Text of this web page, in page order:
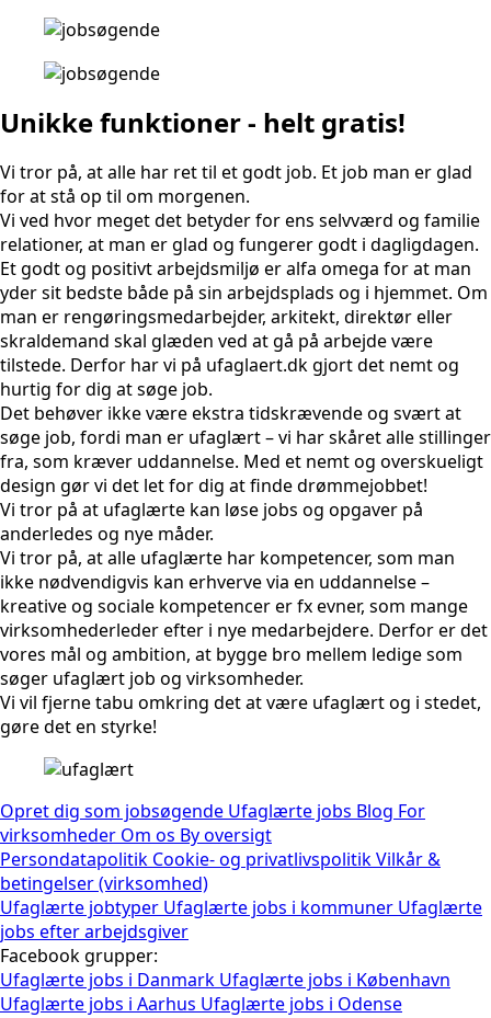
Unikke funktioner - helt gratis!
Vi tror på, at alle har ret til et godt job. Et job man er glad
for at stå op til om morgenen.
Vi ved hvor meget det betyder for ens selvværd og familie
relationer, at man er glad og fungerer godt i dagligdagen.
Et godt og positivt arbejdsmiljø er alfa omega for at man
yder sit bedste både på sin arbejdsplads og i hjemmet. Om
man er rengøringsmedarbejder, arkitekt, direktør eller
skraldemand skal glæden ved at gå på arbejde være
tilstede. Derfor har vi på ufaglaert.dk gjort det nemt og
hurtig for dig at søge job.
Det behøver ikke være ekstra tidskrævende og svært at
søge job, fordi man er ufaglært – vi har skåret alle stillinger
fra, som kræver uddannelse. Med et nemt og overskueligt
design gør vi det let for dig at finde drømmejobbet!
Vi tror på at ufaglærte kan løse jobs og opgaver på
anderledes og nye måder.
Vi tror på, at alle ufaglærte har kompetencer, som man
ikke nødvendigvis kan erhverve via en uddannelse –
kreative og sociale kompetencer er fx evner, som mange
virksomhederleder efter i nye medarbejdere. Derfor er det
vores mål og ambition, at bygge bro mellem ledige som
søger ufaglært job og virksomheder.
Vi vil fjerne tabu omkring det at være ufaglært og i stedet,
gøre det en styrke!
Opret dig som jobsøgende Ufaglærte jobs Blog For
virksomheder Om os By oversigt
Persondatapolitik Cookie- og privatlivspolitikVilkår &
betingelser (virksomhed)
Ufaglærte jobtyper Ufaglærte jobs i kommuner Ufaglærte
jobs efter arbejdsgiver
Facebook grupper:
Ufaglærte jobs i Danmark Ufaglærte jobs i København
Ufaglærte jobs i Aarhus Ufaglærte jobs i Odense